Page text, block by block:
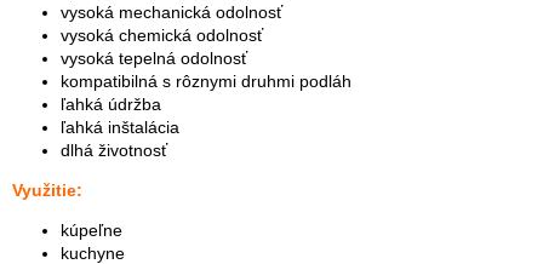
vysoká mechanická odolnosť
vysoká chemická odolnosť
vysoká tepelná odolnosť
kompatibilná s rôznymi druhmi podláh
ľahká údržba
ľahká inštalácia
dlhá životnosť
Využitie:
kúpeľne
kuchyne